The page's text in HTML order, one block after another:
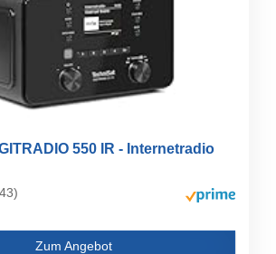
550 IR - Internetradio
Zum Angebot